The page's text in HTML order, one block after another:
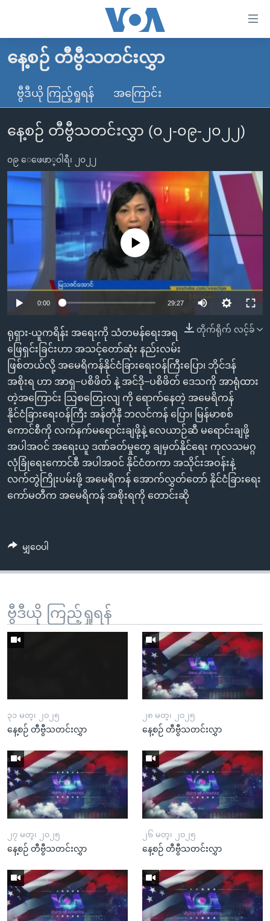
လွယ်ကူ
သည့်
များ
ပင်မ
အကြောင်းအရာ
ကျော်
ကြည့်
အ
ညွန်း
စာမျက်နှာ
ကျော်
ကြည့်
ရန်
ရှာဖွေ
ရန်
နေရာ
သို့
ကျော်
ရန်
မူလစာမျက်နှာ
မြန်မာ
ကမ္ဘာ့သတင်းများ
နိုင်ငံတကာ
တရုတ်
အစ္စရေး-ပါလက်စတိုင်း
ဗွီဒီယို
ရပ်ဝန်းတခု လမ်းတခု အလွန်
အင်္ဂလိပ်စာလေ့လာမယ်
အမေရိကန်သုံးအီဒီယံ
မကြေးမုံရဲ့ အင်္ဂလိပ်စာ
ရုပ်ရှင်ထဲက အင်္ဂလိပ်စာ
သုတပဒေသာ အင်္ဂလိပ်စာ
အပတ်စဉ်ကဏ္ဍများ
ရေဒီယိုနှင့်ရုပ်သံ အချက်အလက်များ
ရေဒီယို/တီဗွီအစီအစဉ်
Learning English
ဘာသာစကားများ
နေ့စဉ် တီဗွီသတင်းလွှာ
ဗွီဒီယို ကြည့်ရှုရန် အကြောင်း
နေ့စဉ် တီဗွီသတင်းလွှာ (၀၂-၀၉-၂၀၂၂)
၀၉ ေဖေဖာ္၀ါရီ၊ ၂၀၂၂
No media source currently available
0:00 29:27
တိုက်ရိုက် လင့်ခ်
ရုရှား-ယူကရိန်း အရေးကို သံတမန်ရေးအရ
ဖြေရှင်းခြင်းဟာ အသင့်တော်ဆုံး နည်းလမ်း
ဖြစ်တယ်လို့ အမေရိကန်နိုင်ငံခြားရေးဝန်ကြီးပြော၊ ဘိုင်ဒန်
အစိုးရ ဟာ အာရှ−ပစိဖိတ် နဲ့ အင်ဒို−ပစိဖိတ် ဒေသကို အာရုံထား
တဲ့အကြောင်း သြစတြေးလျ ကို ရောက်နေတဲ့ အမေရိကန်
နိုင်ငံခြားရေးဝန်ကြီး အန်တိုနီ ဘလင်ကန် ပြော၊ မြန်မာစစ်
ကောင်စီကို လက်နက်မရောင်းချဖို့နဲ့ လေယာဉ်ဆီ မရောင်းချဖို့
အပါအဝင် အရေးယူ ဒဏ်ခတ်မှုတွေ ချမှတ်နိုင်ရေး ကုလသမဂ္ဂ
လုံခြုံရေးကောင်စီ အပါအဝင် နိုင်ငံတကာ အသိုင်းအဝန်းနဲ့
လက်တွဲကြိုးပမ်းဖို့ အမေရိကန် အောက်လွှတ်တော် နိုင်ငံခြားရေး
ကော်မတီက အမေရိကန် အစိုးရကို တောင်းဆို
မျှဝေပါ
ဗွီဒီယို ကြည့်ရှုရန်
၃၁ မတ္၊ ၂၀၂၅
နေ့စဉ် တီဗွီသတင်းလွှာ
၂၈ မတ္၊ ၂၀၂၅
နေ့စဉ် တီဗွီသတင်းလွှာ
၂၇ မတ္၊ ၂၀၂၅
နေ့စဉ် တီဗွီသတင်းလွှာ
၂၆ မတ္၊ ၂၀၂၅
နေ့စဉ် တီဗွီသတင်းလွှာ